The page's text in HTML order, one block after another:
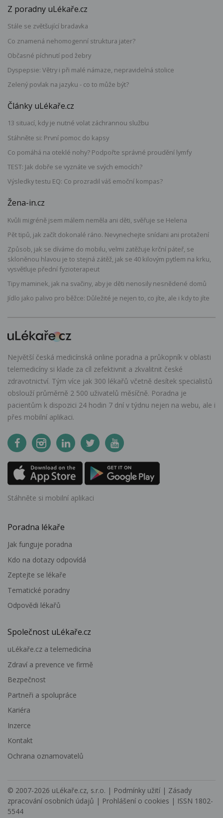
Z poradny uLékaře.cz
Stále se zvětšující bradavka
Co znamená nehomogenní struktura jater?
Občasné píchnutí pod žebry
Dyspepsie: Větry i při malé námaze, nepravidelná stolice
Zelený povlak na jazyku - co to může být?
Články uLékaře.cz
13 situací, kdy je nutné volat záchrannou službu
Stáhněte si: První pomoc do kapsy
Co pomáhá na oteklé nohy? Podpořte správné proudění lymfy
TEST: Jak dobře se vyznáte ve svých emocích?
Výsledky testu EQ: Co prozradil váš emoční kompas?
Žena-in.cz
Kvůli migréně jsem málem neměla ani děti, svěřuje se Helena
Pět tipů, jak začít dokonalé ráno. Nevynechejte snídani ani protažení
Způsob, jak se díváme do mobilu, velmi zatěžuje krční páteř, se
skloněnou hlavou je to stejná zátěž, jak se 40 kilovým pytlem na krku,
vysvětluje přední fyzioterapeut
Tipy maminek, jak na svačiny, aby je děti nenosily nesnědené domů
Jídlo jako palivo pro běžce: Důležité je nejen to, co jíte, ale i kdy to jíte
Největší česká medicínská online poradna a průkopník v oblasti
telemedicíny si klade za cíl zefektivnit a zkvalitnit české
zdravotnictví. Tým více jak 300 lékařů včetně desítek specialistů
obslouží průměrně 2 500 uživatelů měsíčně. Poradna je
pacientům k dispozici 24 hodin 7 dní v týdnu nejen na webu, ale i
přes mobilní aplikaci.
Stáhněte si mobilní aplikaci
Poradna lékaře
Jak funguje poradna
Kdo na dotazy odpovídá
Zeptejte se lékaře
Tematické poradny
Odpovědi lékařů
Společnost uLékaře.cz
uLékaře.cz a telemedicína
Zdraví a prevence ve firmě
Bezpečnost
Partneři a spolupráce
Kariéra
Inzerce
Kontakt
Ochrana oznamovatelů
© 2007-2026 uLékaře.cz, s.r.o. | Podmínky užití | Zásady
zpracování osobních údajů | Prohlášení o cookies | ISSN 1802-
5544